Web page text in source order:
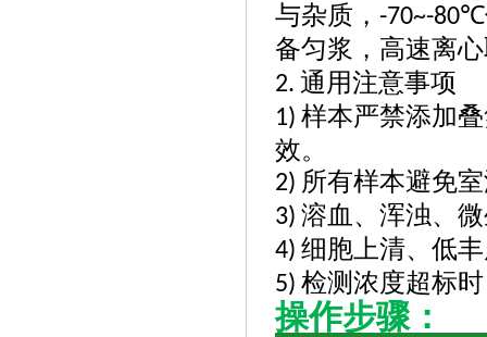
与杂质， -70~-80℃
备匀浆，高速离
2. 通用注意事项
1) 样本严禁添加
效。
2) 所有样本避免
3) 溶血、浑浊、
4) 细胞上清、低
5) 检测浓度超标
操作步骤：